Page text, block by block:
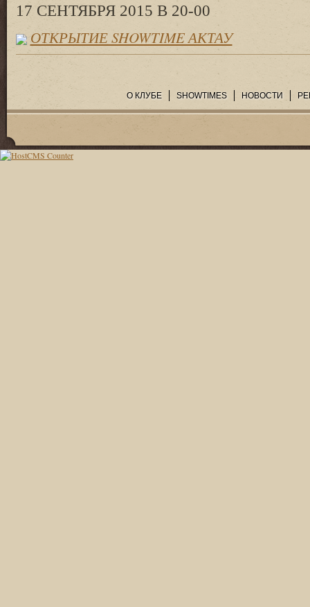
17 СЕНТЯБРЯ 2015 В 20-00
ОТКРЫТИЕ SHOWTIME АКТАУ
О КЛУБЕ SHOWTIMES НОВОСТИ